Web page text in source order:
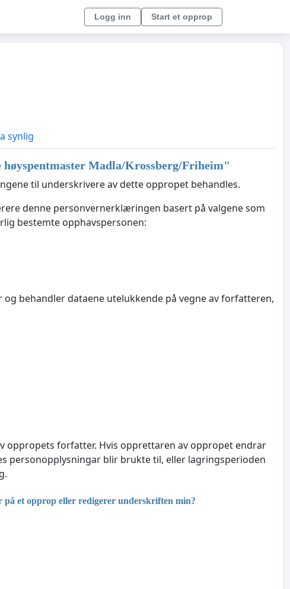
Logg inn Start et opprop
synlig
Madla/Krossberg/Friheim"
til underskrivere av dette oppropet behandles.
denne personvernerklæringen basert på valgene som
bestemte opphavspersonen:
behandler dataene utelukkende på vegne av forfatteren,
oppropets forfatter. Hvis opprettaren av oppropet endrar
personopplysningar blir brukte til, eller lagringsperioden
et opprop eller redigerer underskriften min?